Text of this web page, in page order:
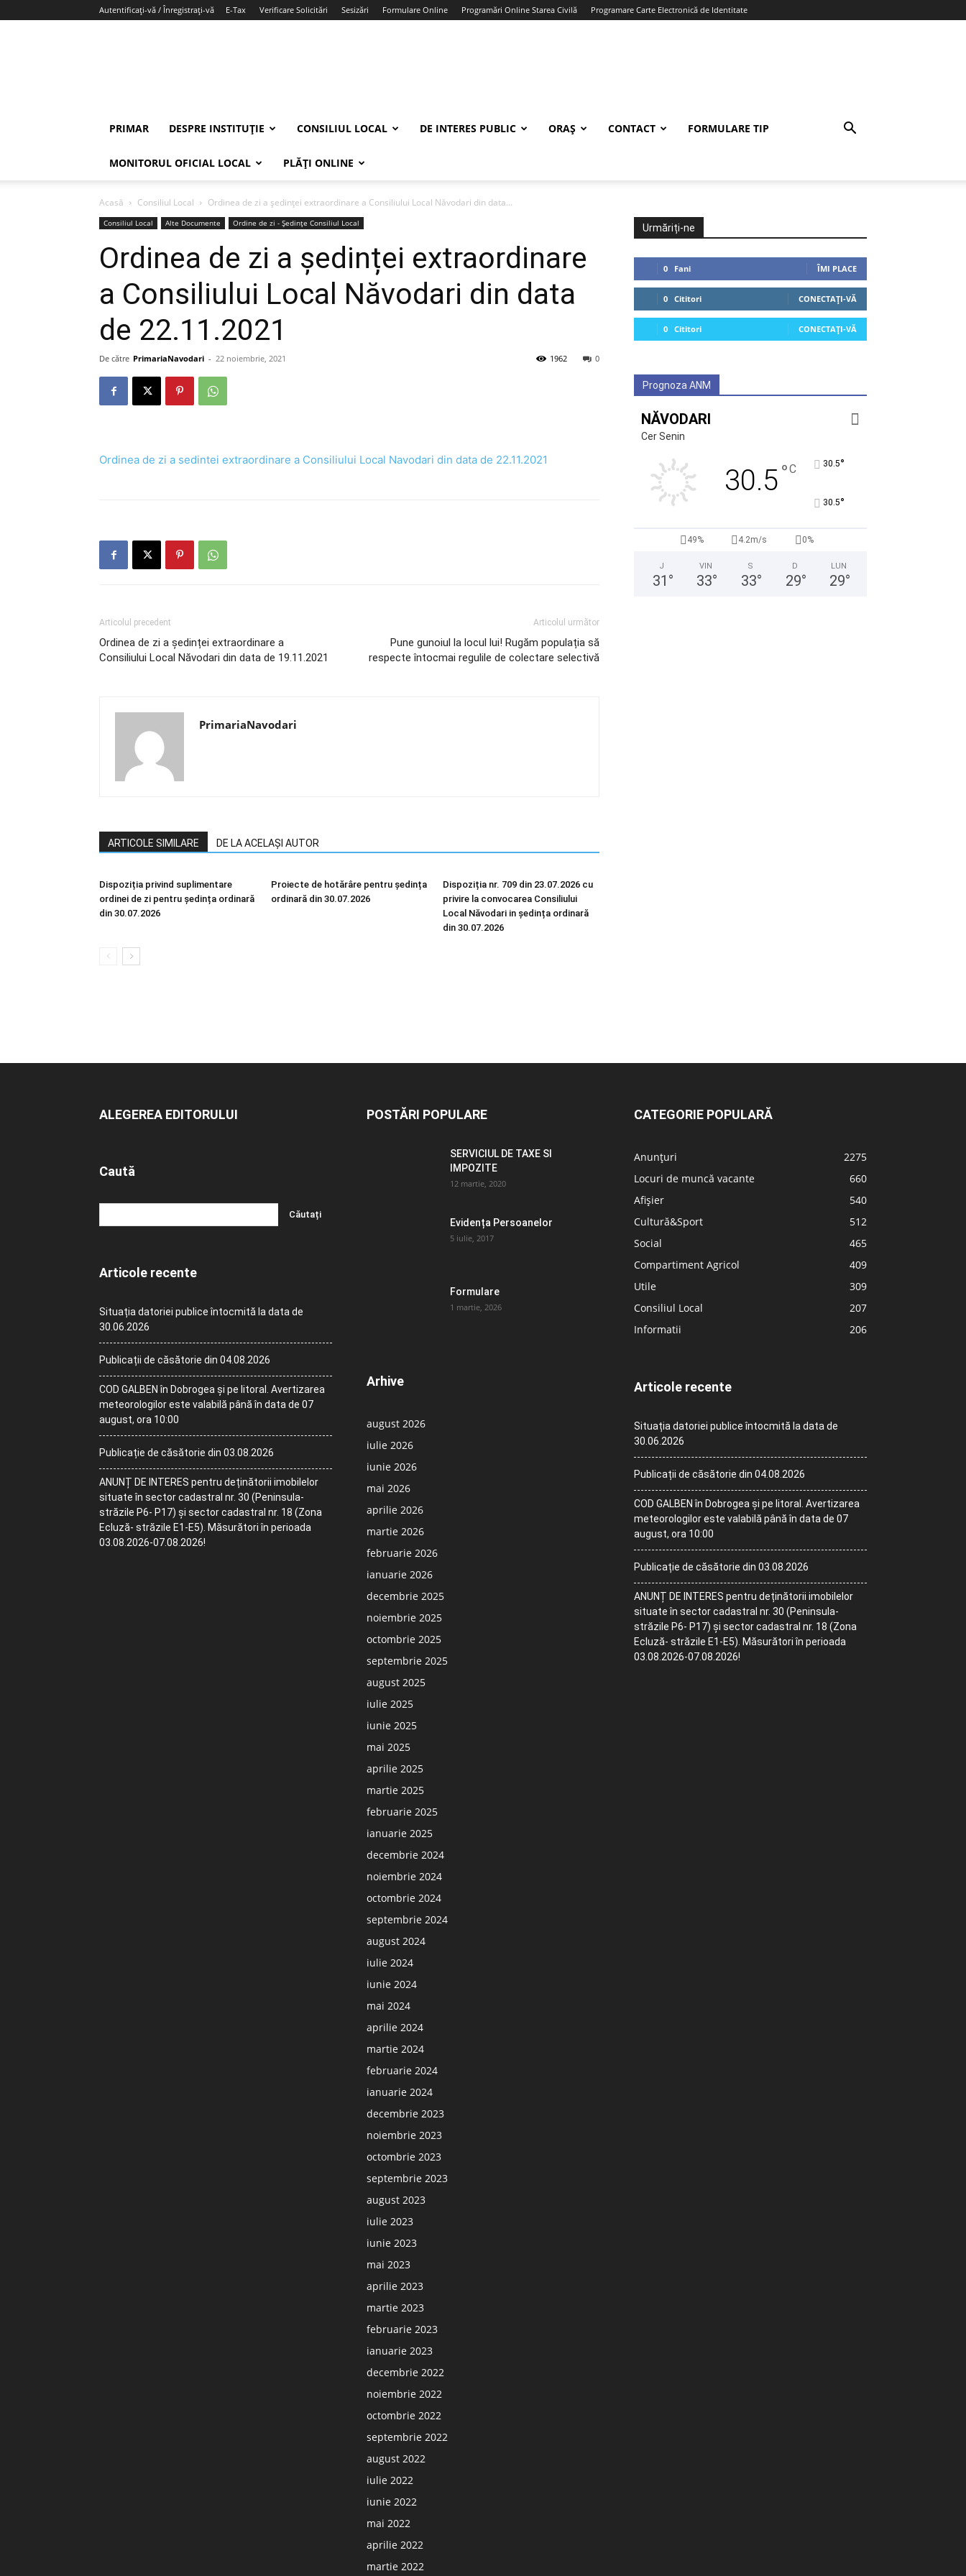
Autentificați-vă / Înregistrați-vă E-Tax Verificare Solicitări Sesizări Formulare Online Programări Online Starea Civilă Programare Carte Electronică de Identitate
PRIMAR DESPRE INSTITUȚIE CONSILIUL LOCAL DE INTERES PUBLIC ORAȘ CONTACT FORMULARE TIP
MONITORUL OFICIAL LOCAL PLĂȚI ONLINE
Acasă Consiliul Local Ordinea de zi a ședinței extraordinare a Consiliului Local Năvodari din data...
Consiliul Local Alte Documente Ordine de zi - Ședințe Consiliul Local
Ordinea de zi a ședinței extraordinare
a Consiliului Local Năvodari din data
de 22.11.2021
De către PrimariaNavodari - 22 noiembrie, 2021 0
1962
Ordinea de zi a sedintei extraordinare a Consiliului Local Navodari din data de 22.11.2021
Articolul precedent
Ordinea de zi a ședinței extraordinare a
Consiliului Local Năvodari din data de 19.11.2021
Articolul următor
Pune gunoiul la locul lui! Rugăm populația să
respecte întocmai regulile de colectare selectivă
PrimariaNavodari
ARTICOLE SIMILARE DE LA ACELAȘI AUTOR
Dispoziția privind suplimentare
ordinei de zi pentru ședința ordinară
din 30.07.2026
Proiecte de hotărâre pentru ședința
ordinară din 30.07.2026
Dispoziția nr. 709 din 23.07.2026 cu
privire la convocarea Consiliului
Local Năvodari in ședința ordinară
din 30.07.2026
Urmăriți-ne
0 Fani ÎMI PLACE
0 Cititori CONECTAȚI-VĂ
0 Cititori CONECTAȚI-VĂ
Prognoza ANM
NĂVODARI
Cer Senin
30.5°C 30.5°
30.5°
49% 4.2m/s 0%
J
31 °
VIN
33°
S
33°
D
29°
LUN
29°
ALEGEREA EDITORULUI
Caută
Articole recente
Situația datoriei publice întocmită la data de
30.06.2026
Publicații de căsătorie din 04.08.2026
COD GALBEN în Dobrogea și pe litoral. Avertizarea
meteorologilor este valabilă până în data de 07
august, ora 10:00
Publicație de căsătorie din 03.08.2026
ANUNȚ DE INTERES pentru deținătorii imobilelor
situate în sector cadastral nr. 30 (Peninsula-
străzile P6- P17) și sector cadastral nr. 18 (Zona
Ecluză- străzile E1-E5). Măsurători în perioada
03.08.2026-07.08.2026!
POSTĂRI POPULARE
SERVICIUL DE TAXE SI
IMPOZITE
12 martie, 2020
Evidența Persoanelor
5 iulie, 2017
Formulare
1 martie, 2026
Arhive
august 2026
iulie 2026
iunie 2026
mai 2026
aprilie 2026
martie 2026
februarie 2026
ianuarie 2026
decembrie 2025
noiembrie 2025
octombrie 2025
septembrie 2025
august 2025
iulie 2025
iunie 2025
mai 2025
aprilie 2025
martie 2025
februarie 2025
ianuarie 2025
decembrie 2024
noiembrie 2024
octombrie 2024
septembrie 2024
august 2024
iulie 2024
iunie 2024
mai 2024
aprilie 2024
martie 2024
februarie 2024
ianuarie 2024
decembrie 2023
noiembrie 2023
octombrie 2023
septembrie 2023
august 2023
iulie 2023
iunie 2023
mai 2023
aprilie 2023
martie 2023
februarie 2023
ianuarie 2023
decembrie 2022
noiembrie 2022
octombrie 2022
septembrie 2022
august 2022
iulie 2022
iunie 2022
mai 2022
aprilie 2022
martie 2022
CATEGORIE POPULARĂ
Anunțuri
2275
Locuri de muncă vacante
660
Afișier
540
Cultură&Sport
512
Social
465
Compartiment Agricol
409
Utile
309
Consiliul Local
207
Informatii
206
Articole recente
Situația datoriei publice întocmită la data de
30.06.2026
Publicații de căsătorie din 04.08.2026
COD GALBEN în Dobrogea și pe litoral. Avertizarea
meteorologilor este valabilă până în data de 07
august, ora 10:00
Publicație de căsătorie din 03.08.2026
ANUNȚ DE INTERES pentru deținătorii imobilelor
situate în sector cadastral nr. 30 (Peninsula-
străzile P6- P17) și sector cadastral nr. 18 (Zona
Ecluză- străzile E1-E5). Măsurători în perioada
03.08.2026-07.08.2026!